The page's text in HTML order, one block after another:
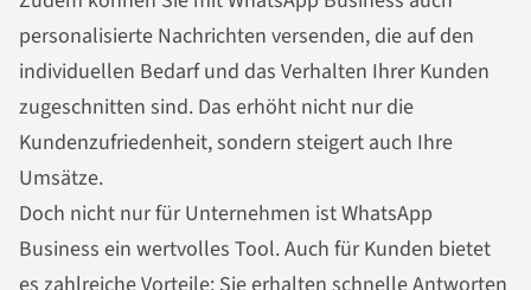
personalisierte Nachrichten versenden, die auf den
individuellen Bedarf und das Verhalten Ihrer Kunden
zugeschnitten sind. Das erhöht nicht nur die
Kundenzufriedenheit, sondern steigert auch Ihre
Umsätze.
Doch nicht nur für Unternehmen ist WhatsApp
Business ein wertvolles Tool. Auch für Kunden bietet